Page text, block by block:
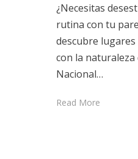
¿Necesitas
rutina con tu
descubre
con la naturaleza
Nacional…
Read More